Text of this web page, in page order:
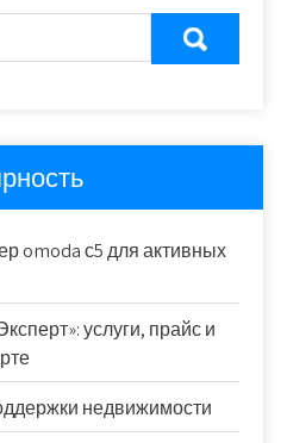
omoda с5 для активных
услуги, прайс и
недвижимости